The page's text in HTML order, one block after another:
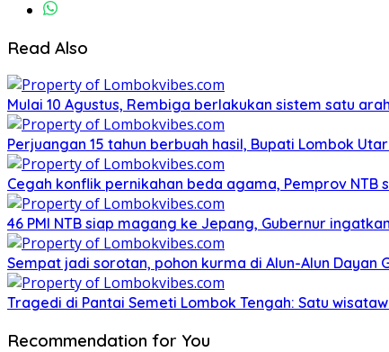
Read Also
Mulai 10 Agustus, Rembiga berlakukan sistem satu
Perjuangan 15 tahun berbuah hasil, Bupati Lombok
Cegah konflik pernikahan beda agama, Pemprov NTB
46 PMI NTB siap magang ke Jepang, Gubernur
Sempat jadi sorotan, pohon kurma di Alun-Alun
Tragedi di Pantai Semeti Lombok Tengah: Satu
Recommendation for You